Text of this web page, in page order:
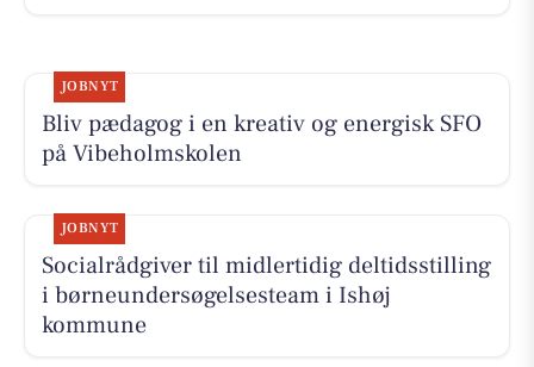
JOBNYT
Bliv pædagog i en kreativ og energisk SFO
på Vibeholmskolen
JOBNYT
Socialrådgiver til midlertidig deltidsstilling
i børneundersøgelsesteam i Ishøj
kommune